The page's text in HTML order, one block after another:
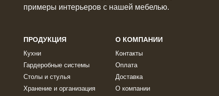
примеры интерьеров с нашей мебелью.
ПРОДУКЦИЯ
Кухни
Гардеробные системы
Столы и стулья
Хранение и организация
О КОМПАНИИ
Контакты
Оплата
Доставка
О компании